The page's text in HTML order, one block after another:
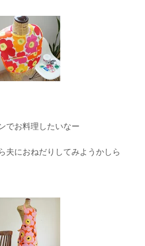
でお料理したいなー
夫におねだりしてみようかしら